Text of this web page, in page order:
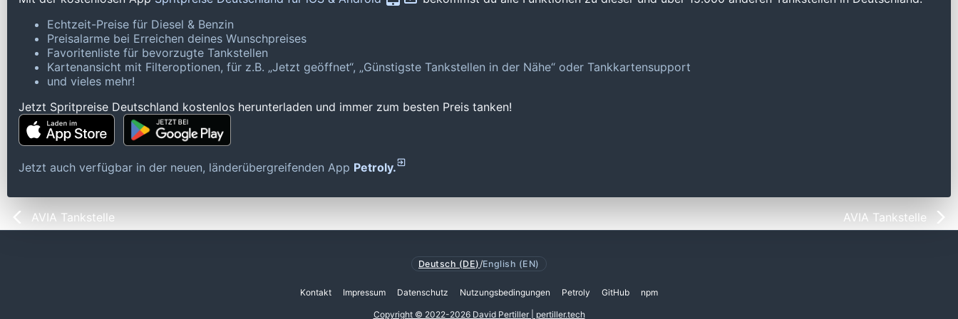
Echtzeit-Preise für Diesel & Benzin
Preisalarme bei Erreichen deines Wunschpreises
Favoritenliste für bevorzugte Tankstellen
Kartenansicht mit Filteroptionen, für z.B. „Jetzt geöffnet“, „Günstigste Tankstellen in der Nähe“ oder Tankkartensupport
und vieles mehr!
Jetzt Spritpreise Deutschland kostenlos herunterladen und immer zum besten Preis tanken!
Jetzt auch verfügbar in der neuen, länderübergreifenden App Petroly.
AVIA Tankstelle AVIA Tankstelle
Deutsch (DE) /English (EN)
Kontakt Impressum Datenschutz Nutzungsbedingungen Petroly GitHub npm
Copyright © 2022-2026 David Pertiller | pertiller.tech